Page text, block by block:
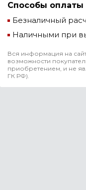
Способы оплаты
Безналичный
Наличными при
Вся информация на
возможности
приобретением, и не
ГК РФ).